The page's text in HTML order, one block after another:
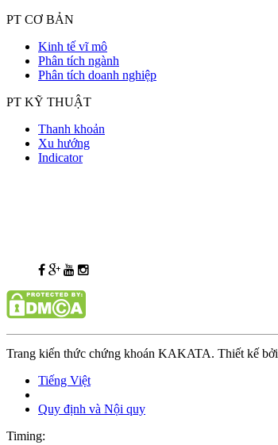
PT CƠ BẢN
Kinh tế vĩ mô
Phân tích ngành
Phân tích doanh nghiệp
PT KỸ THUẬT
Thanh khoản
Xu hướng
Indicator
Trang kiến thức chứng khoán KAKATA. Thiết kế bởi
Tiếng Việt
Quy định và Nội quy
Timing: